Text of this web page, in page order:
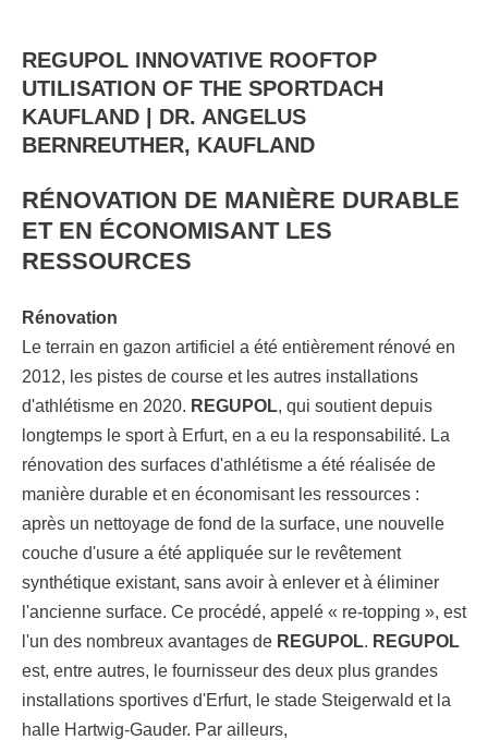
REGUPOL INNOVATIVE ROOFTOP
UTILISATION OF THE SPORTDACH
KAUFLAND | DR. ANGELUS
BERNREUTHER, KAUFLAND
RÉNOVATION DE MANIÈRE DURABLE
ET EN ÉCONOMISANT LES
RESSOURCES
Rénovation
Le terrain en gazon artificiel a été entièrement rénové en
2012, les pistes de course et les autres installations
d'athlétisme en 2020. REGUPOL, qui soutient depuis
longtemps le sport à Erfurt, en a eu la responsabilité. La
rénovation des surfaces d'athlétisme a été réalisée de
manière durable et en économisant les ressources :
après un nettoyage de fond de la surface, une nouvelle
couche d'usure a été appliquée sur le revêtement
synthétique existant, sans avoir à enlever et à éliminer
l'ancienne surface. Ce procédé, appelé « re-topping », est
l'un des nombreux avantages de REGUPOL. REGUPOL
est, entre autres, le fournisseur des deux plus grandes
installations sportives d'Erfurt, le stade Steigerwald et la
halle Hartwig-Gauder. Par ailleurs,